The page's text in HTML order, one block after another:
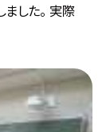
した。 実際